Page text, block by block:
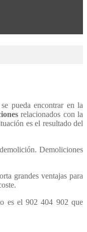
pueda encontrar en la
relacionados con la
es el resultado del
Demoliciones
grandes ventajas para
es el 902 404 902 que